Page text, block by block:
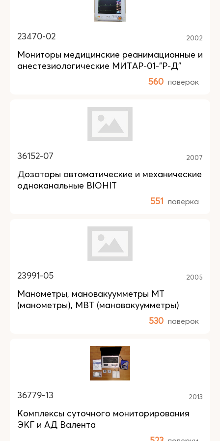
23470-02 2002
Мониторы медицинские реанимационные и
анестезиологические МИТАР-01-"Р-Д"
560 поверок
36152-07 2007
Дозаторы автоматические и механические
одноканальные BIOHIT
551 поверка
23991-05 2005
Манометры, мановакуумметры МТ
(манометры), МВТ (мановакуумметры)
530 поверок
36779-13 2013
Комплексы суточного мониторирования
ЭКГ и АД Валента